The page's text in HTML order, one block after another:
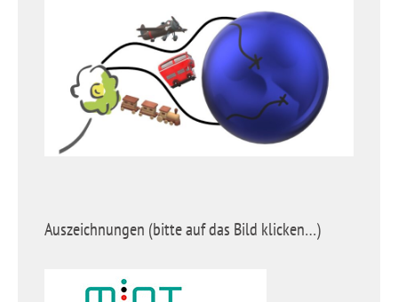
Auszeichnungen (bitte auf das Bild klicken…)